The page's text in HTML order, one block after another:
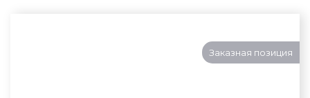
Заказная позиция